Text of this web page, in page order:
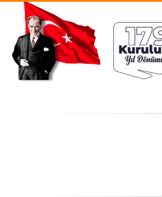
Skip to main content